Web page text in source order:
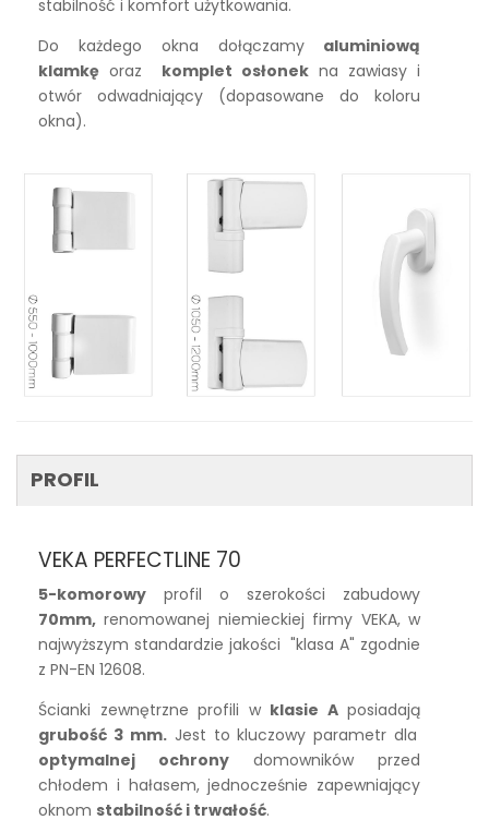
stabilność i komfort użytkowania.
Do każdego okna dołączamy aluminiową
klamkę oraz komplet osłonek na zawiasy i
otwór odwadniający (dopasowane do koloru
okna).
PROFIL
VEKA PERFECTLINE 70
5-komorowy profil o szerokości zabudowy
70mm, renomowanej niemieckiej firmy VEKA, w
najwyższym standardzie jakości "klasa A" zgodnie
z PN-EN 12608.
Ścianki zewnętrzne profili w klasie Aposiadają
grubość 3 mm.Jest to kluczowy parametr dla
optymalnej ochrony domowników przed
chłodem i hałasem, jednocześnie zapewniający
oknom stabilność i trwałość.